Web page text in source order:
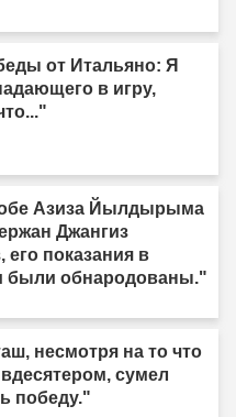
от Итальяно: Я
в игру,
Азиза Йылдырыма
Джангиз
показания в
были обнародованы."
несмотря на то что
сумел
победу."